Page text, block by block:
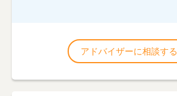
アドバイザーに相談する